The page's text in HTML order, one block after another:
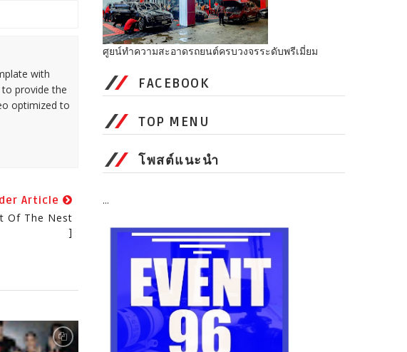
with
provide the
optimized to
Article
Of The Nest
]
ศูยน์ทำความสะอาดรถยนต์ครบวงจรระดับพรีเมี่ยม
FACEBOOK
TOP MENU
โพสต์แนะนำ
...